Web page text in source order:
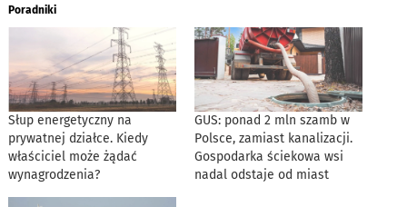
Poradniki
Słup energetyczny na
prywatnej działce. Kiedy
właściciel może żądać
wynagrodzenia?
GUS: ponad 2 mln szamb w
Polsce, zamiast kanalizacji.
Gospodarka ściekowa wsi
nadal odstaje od miast